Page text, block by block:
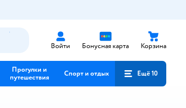
Войти Бонусная карта Корзина
Прогулки и
путешествия
Спорт и отдых Ещё 10